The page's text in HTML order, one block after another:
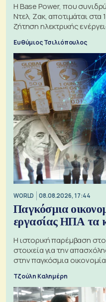
Η Base Power, που
Ντελ, Ζακ, αποτιμάται στα
ζήτηση ηλεκτρικής
Ευθύμιος Τσιλιόπουλος
WORLD 08.08.2026, 17:44
Παγκόσμια
εργασίας ΗΠΑ τα
Η ιστορική παρέμβαση στο
στοιχεία για την
στην παγκόσμια
Τζούλη Καλημέρη